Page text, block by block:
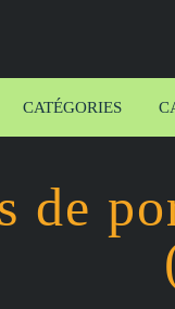
CATÉGORIES
de